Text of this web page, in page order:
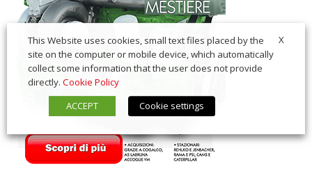
X
This Website uses cookies, small text files placed by the
site on the computer or mobile device, which automatically
collect some information that the user does not provide
directly. Cookie Policy
ACCEPT
Cookie settings